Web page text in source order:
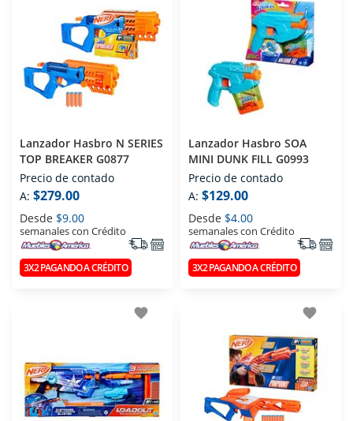
Lanzador Hasbro N SERIES
TOP BREAKER G0877
Precio de contado
A: $279.00
Desde $9.00
semanales con Crédito
3X2 PAGANDO A CRÉDITO
Lanzador Hasbro SOA
MINI DUNK FILL G0993
Precio de contado
A: $129.00
Desde $4.00
semanales con Crédito
3X2 PAGANDO A CRÉDITO
favorite favorite